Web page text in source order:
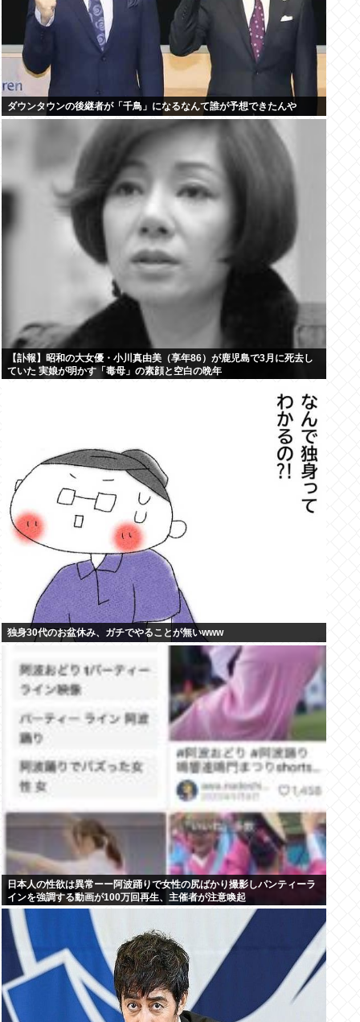
ダウンタウンの後継者が「千鳥」になるなんて誰が予想できたんや
【訃報】昭和の大女優・小川真由美（享年86）が鹿児島で3月に死去し
ていた 実娘が明かす「毒母」の素顔と空白の晩年
独身30代のお盆休み、ガチでやることが無いwww
日本人の性欲は異常ーー阿波踊りで女性の尻ばかり撮影しパンティーラ
インを強調する動画が100万回再生、主催者が注意喚起